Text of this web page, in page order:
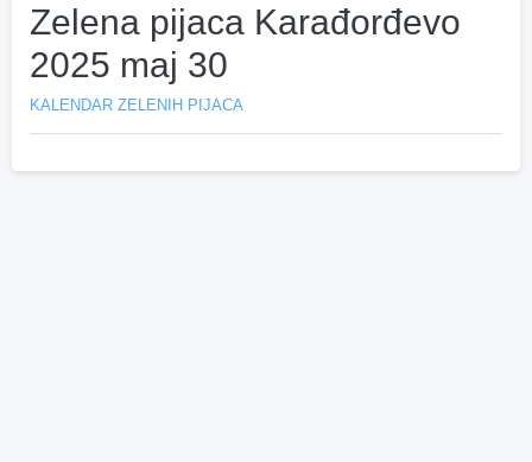
Zelena pijaca Karađorđevo
2025 maj 30
KALENDAR ZELENIH PIJACA